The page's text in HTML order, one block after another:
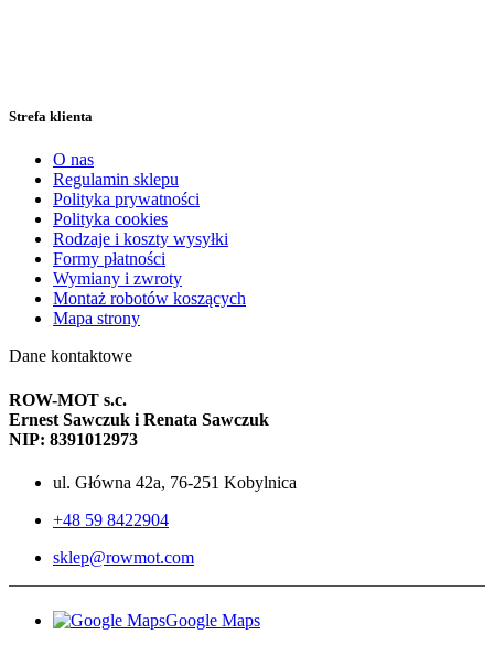
Strefa klienta
O nas
Regulamin sklepu
Polityka prywatności
Polityka cookies
Rodzaje i koszty wysyłki
Formy płatności
Wymiany i zwroty
Montaż robotów koszących
Mapa strony
Dane kontaktowe
ROW-MOT s.c.
Ernest Sawczuk i Renata Sawczuk
NIP: 8391012973
ul. Główna 42a, 76-251 Kobylnica
+48 59 8422904
sklep@rowmot.com
Google Maps